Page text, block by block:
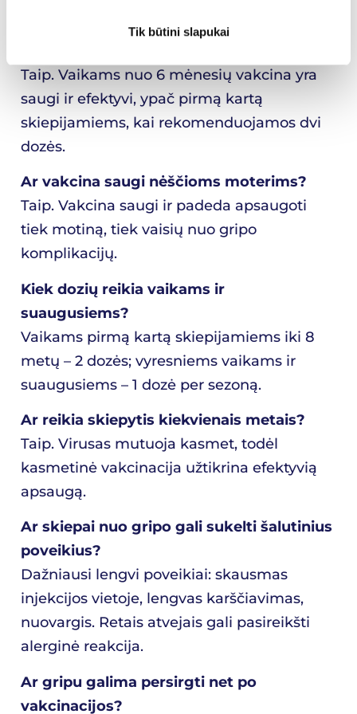
Tik būtini slapukai
Taip. Vaikams nuo 6 mėnesių vakcina yra
saugi ir efektyvi, ypač pirmą kartą
skiepijamiems, kai rekomenduojamos dvi
dozės.
Ar vakcina saugi nėščioms moterims?
Taip. Vakcina saugi ir padeda apsaugoti
tiek motiną, tiek vaisių nuo gripo
komplikacijų.
Kiek dozių reikia vaikams ir
suaugusiems?
Vaikams pirmą kartą skiepijamiems iki 8
metų – 2 dozės; vyresniems vaikams ir
suaugusiems – 1 dozė per sezoną.
Ar reikia skiepytis kiekvienais metais?
Taip. Virusas mutuoja kasmet, todėl
kasmetinė vakcinacija užtikrina efektyvią
apsaugą.
Ar skiepai nuo gripo gali sukelti šalutinius
poveikius?
Dažniausi lengvi poveikiai: skausmas
injekcijos vietoje, lengvas karščiavimas,
nuovargis. Retais atvejais gali pasireikšti
alerginė reakcija.
Ar gripu galima persirgti net po
vakcinacijos?